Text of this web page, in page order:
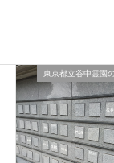
東京都立谷中霊園